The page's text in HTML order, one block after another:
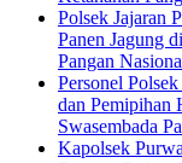
Polsek Jajaran
Panen Jagung
Pangan
Personel
dan Pemipihan
Swasembada
Kapolsek